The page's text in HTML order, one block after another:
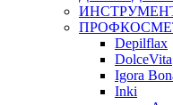
Depilflax
DolceVita
Igora
Inki